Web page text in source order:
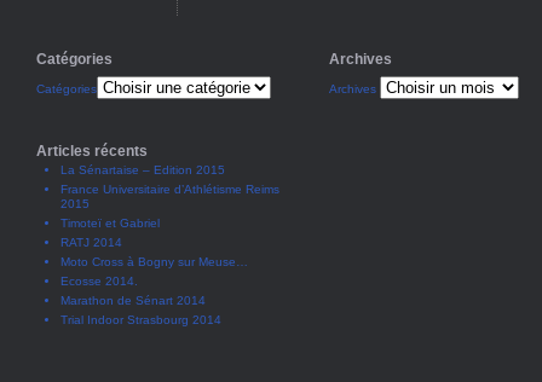
Catégories
Catégories
Articles récents
La Sénartaise – Edition 2015
France Universitaire d’Athlétisme Reims
2015
Timoteï et Gabriel
RATJ 2014
Moto Cross à Bogny sur Meuse…
Ecosse 2014.
Marathon de Sénart 2014
Trial Indoor Strasbourg 2014
Archives
Archives